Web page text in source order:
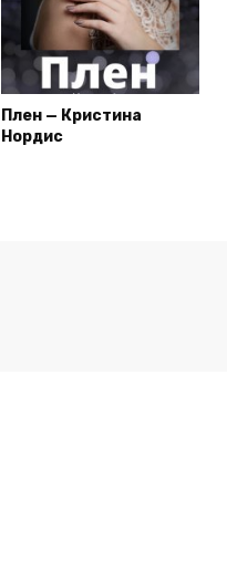
Плен — Кристина
Нордис